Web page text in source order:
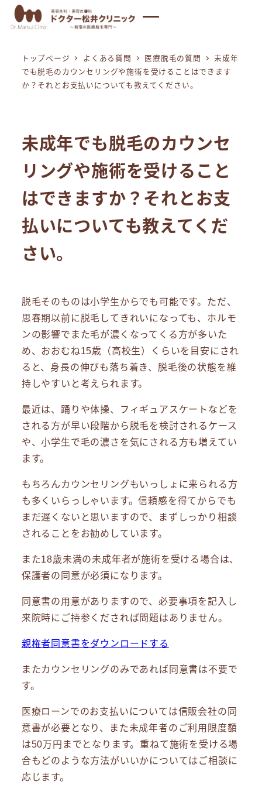
イ
トップページ よくある質問 医療脱毛の質問
未成年
でも脱毛のカウンセリングや施術を受けることはできます
か？それとお支払いについても教えてください。
未成年でも脱毛のカウンセ
リングや施術を受けること
はできますか？それとお支
払いについても教えてくだ
さい。
脱毛そのものは小学生からでも可能です。ただ、
思春期以前に脱毛してきれいになっても、ホルモ
ンの影響でまた毛が濃くなってくる方が多いた
め、おおむね15歳（高校生）くらいを目安にされ
ると、身長の伸びも落ち着き、脱毛後の状態を維
持しやすいと考えられます。
最近は、踊りや体操、フィギュアスケートなどを
される方が早い段階から脱毛を検討されるケース
や、小学生で毛の濃さを気にされる方も増えてい
ます。
もちろんカウンセリングもいっしょに来られる方
も多くいらっしゃいます。信頼感を得てからでも
まだ遅くないと思いますので、まずしっかり相談
されることをお勧めしています。
また18歳未満の未成年者が施術を受ける場合は、
保護者の同意が必須になります。
同意書の用意がありますので、必要事項を記入し
来院時にご持参くだされば問題はありません。
親権者同意書をダウンロードする
またカウンセリングのみであれば同意書は不要で
す。
医療ローンでのお支払いについては信販会社の同
意書が必要となり、また未成年者のご利用限度額
は50万円までとなります。重ねて施術を受ける場
合もどのような方法がいいかについてはご相談に
応じます。